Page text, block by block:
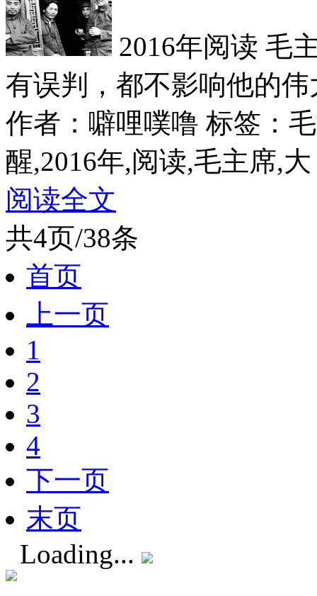
2016年阅读 毛
有误判，都不影响他的伟
作者：噼哩噗噜 标签：
醒,2016年,阅读,毛主席,大
阅读全文
共4页/38条
首页
上一页
1
2
3
4
下一页
末页
Loading...